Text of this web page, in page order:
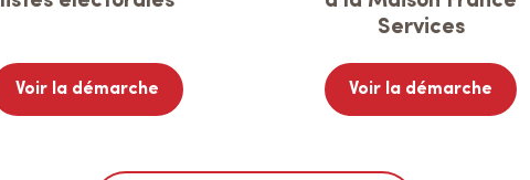
Voir la démarche
Services
Voir la démarche